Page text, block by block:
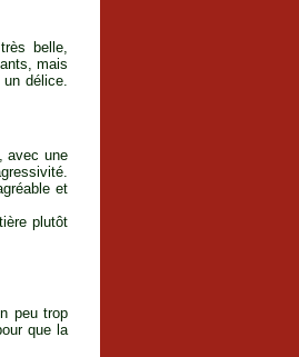
belle,
mais
délice.
avec une
et
plutôt
peu trop
que la